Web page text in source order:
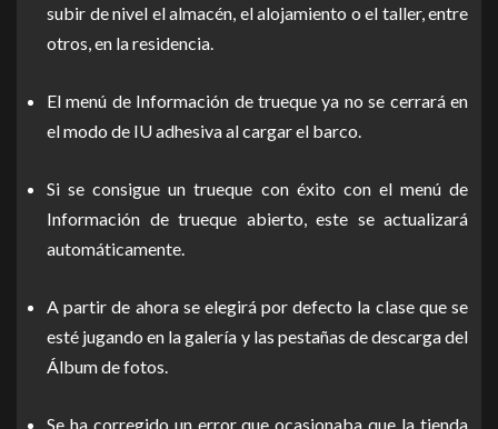
subir de nivel el almacén, el alojamiento o el taller, entre
otros, en la residencia.
El menú de Información de trueque ya no se cerrará en
el modo de IU adhesiva al cargar el barco.
Si se consigue un trueque con éxito con el menú de
Información de trueque abierto, este se actualizará
automáticamente.
A partir de ahora se elegirá por defecto la clase que se
esté jugando en la galería y las pestañas de descarga del
Álbum de fotos.
Se ha corregido un error que ocasionaba que la tienda